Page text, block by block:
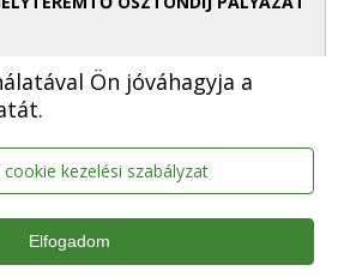
Ön jóváhagyja a
kezelési szabályzat
Elfogadom
címe: